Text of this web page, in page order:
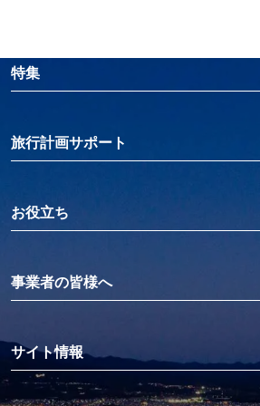
特集
旅行計画サポート
お役立ち
事業者の皆様へ
サイト情報